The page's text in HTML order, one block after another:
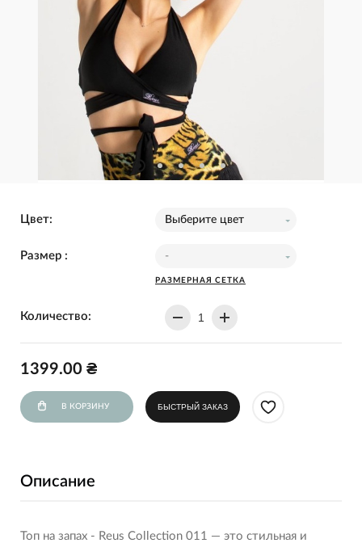
Цвет: Выберите цвет
Размер : -
РАЗМЕРНАЯ СЕТКА
Количество:
1399.00 ₴
В КОРЗИНУ БЫСТРЫЙ ЗАКАЗ
Описание
Топ на запах - Reus Collection 011 — это стильная и